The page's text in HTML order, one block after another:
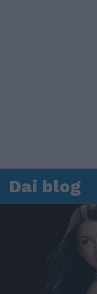
Dai blog